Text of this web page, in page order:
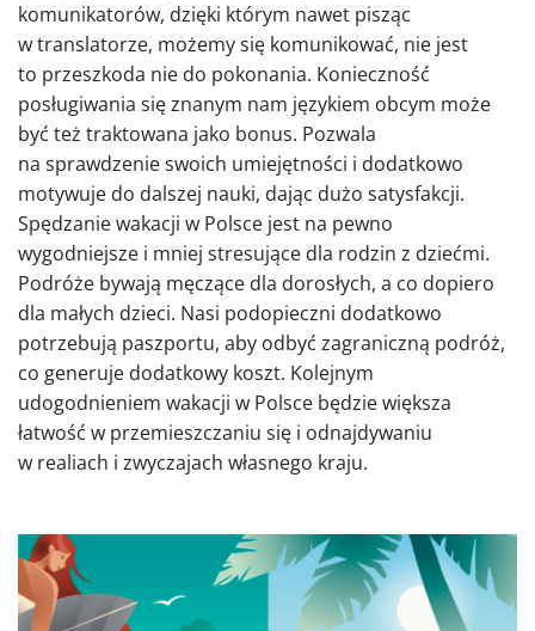
komunikatorów, dzięki którym nawet pisząc
w translatorze, możemy się komunikować, nie jest
to przeszkoda nie do pokonania. Konieczność
posługiwania się znanym nam językiem obcym może
być też traktowana jako bonus. Pozwala
na sprawdzenie swoich umiejętności i dodatkowo
motywuje do dalszej nauki, dając dużo satysfakcji.
Spędzanie wakacji w Polsce jest na pewno
wygodniejsze i mniej stresujące dla rodzin z dziećmi.
Podróże bywają męczące dla dorosłych, a co dopiero
dla małych dzieci. Nasi podopieczni dodatkowo
potrzebują paszportu, aby odbyć zagraniczną podróż,
co generuje dodatkowy koszt. Kolejnym
udogodnieniem wakacji w Polsce będzie większa
łatwość w przemieszczaniu się i odnajdywaniu
w realiach i zwyczajach własnego kraju.